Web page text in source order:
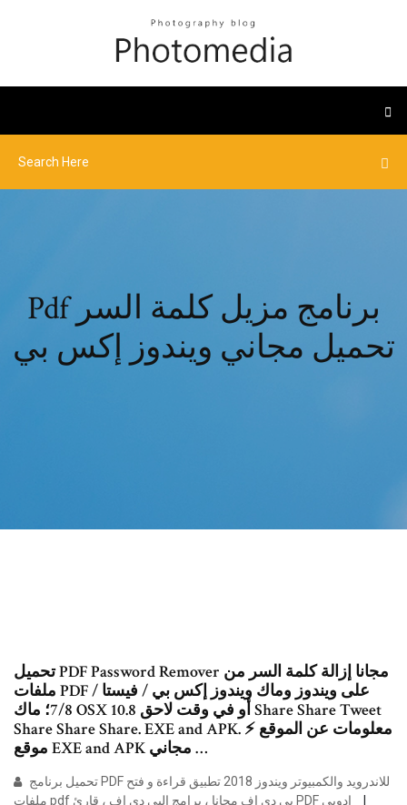
Pdf برنامج مزيل كلمة السر
تحميل مجاني ويندوز إكس بي
تحميل PDF Password Remover مجانا إزالة كلمة السر من
ملفات PDF على ويندوز وماك ويندوز إكس بي / فيستا /
7/8؛ ماك OSX 10.8 أو في وقت لاحق Share Share Tweet
Share Share Share. EXE and APK. معلومات عن الموقع ⚡
موقع EXE and APK مجاني …